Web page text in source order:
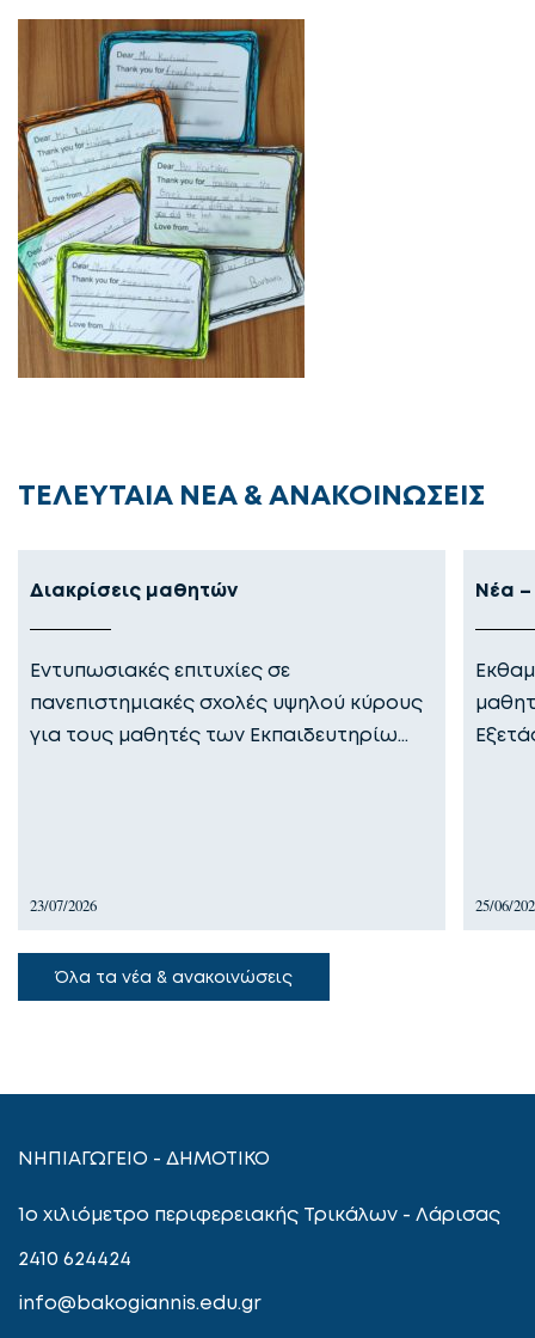
ΤΕΛΕΥΤΑΙΑ ΝΕΑ & ΑΝΑΚΟΙΝΩΣΕΙΣ
Διακρίσεις μαθητών
Εντυπωσιακές επιτυχίες σε
πανεπιστημιακές σχολές υψηλού κύρους
για τους μαθητές των Εκπαιδευτηρίω…
23/07/2026
Νέα –
25/06/
Όλα τα νέα & ανακοινώσεις
ΝΗΠΙΑΓΩΓΕΙΟ - ΔΗΜΟΤΙΚΟ
1ο χιλιόμετρο περιφερειακής Τρικάλων - Λάρισας
2410 624424
info@bakogiannis.edu.gr